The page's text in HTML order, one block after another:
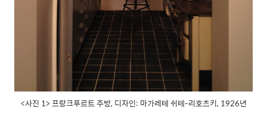
<사진 1> 프랑크푸르트 주방, 디자인: 마가레테 쉬테-리호츠키, 1926년